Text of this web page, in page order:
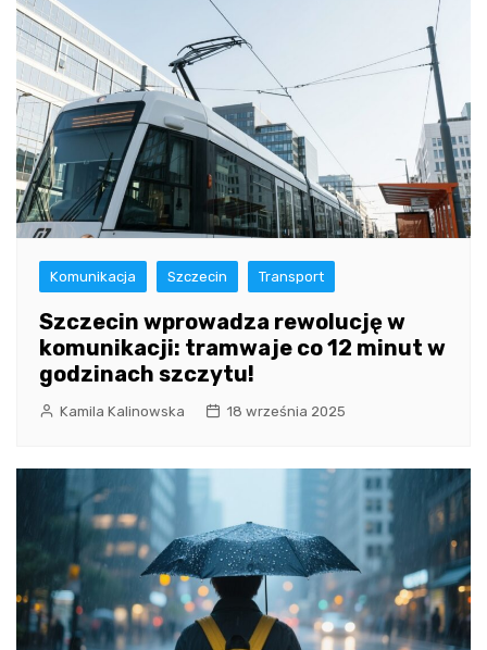
Komunikacja Szczecin Transport
Szczecin wprowadza rewolucję w
komunikacji: tramwaje co 12 minut w
godzinach szczytu!
Kamila Kalinowska 18 września 2025